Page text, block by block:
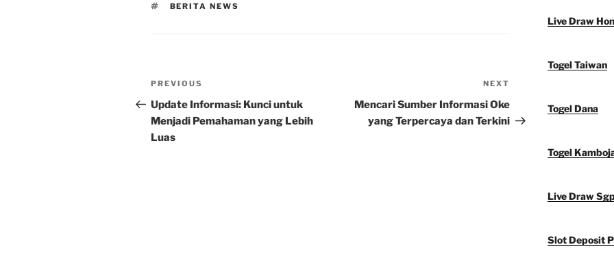
TAGS
BERITA NEWS
Post
navigation
Previous
Post
PREVIOUS
Update Informasi: Kunci untuk
Menjadi Pemahaman yang Lebih
Luas
Post
NEXT
Mencari Sumber Informasi Oke
yang Terpercaya dan Terkini
Live Draw
Togel Taiwan
Togel Dana
Togel
Live Draw
Slot Deposit